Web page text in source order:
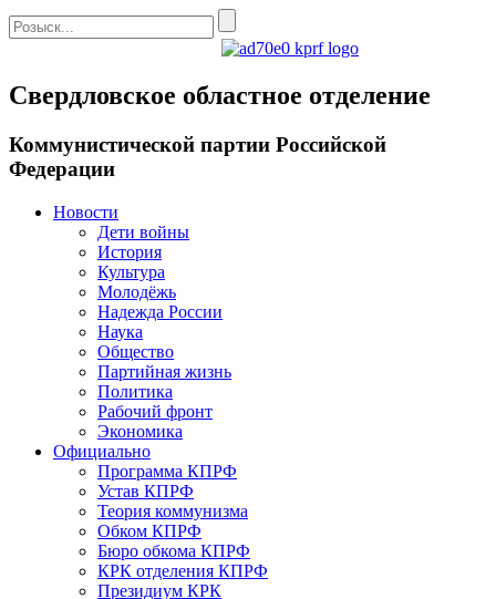
Свердловское областное отделение
Коммунистической партии Российской
Федерации
Новости
Дети войны
История
Культура
Молодёжь
Надежда России
Наука
Общество
Партийная жизнь
Политика
Рабочий фронт
Экономика
Официально
Программа КПРФ
Устав КПРФ
Теория коммунизма
Обком КПРФ
Бюро обкома КПРФ
КРК отделения КПРФ
Президиум КРК